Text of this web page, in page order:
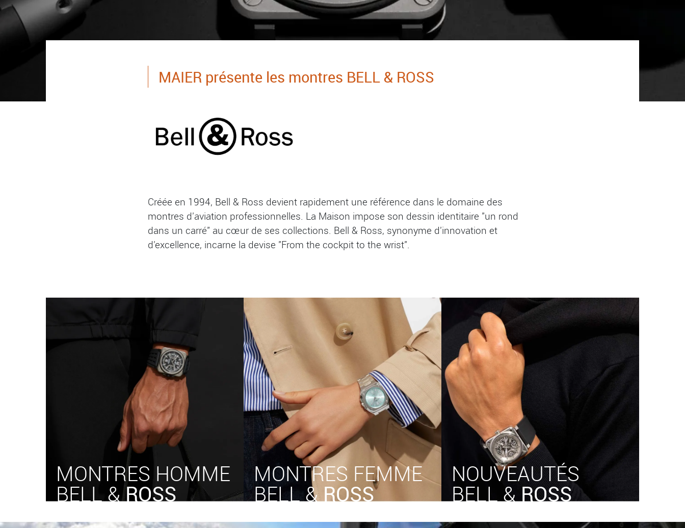
MAIER présente les montres BELL & ROSS
Créée en 1994, Bell & Ross devient rapidement une référence dans le domaine des
montres d'aviation professionnelles. La Maison impose son dessin identitaire "un rond
dans un carré" au cœur de ses collections. Bell & Ross, synonyme d'innovation et
d'excellence, incarne la devise "From the cockpit to the wrist".
MONTRES HOMME
BELL &ROSS
MONTRES FEMME
BELL &ROSS
NOUVEAUTÉS
BELL &ROSS